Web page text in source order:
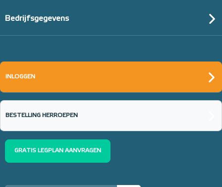
Bedrijfsgegevens
INLOGGEN
BESTELLING HERROEPEN
GRATIS LEGPLAN AANVRAGEN